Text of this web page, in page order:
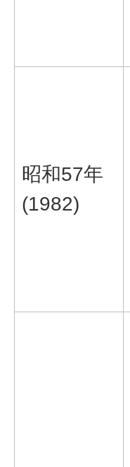
昭和57年
(1982)